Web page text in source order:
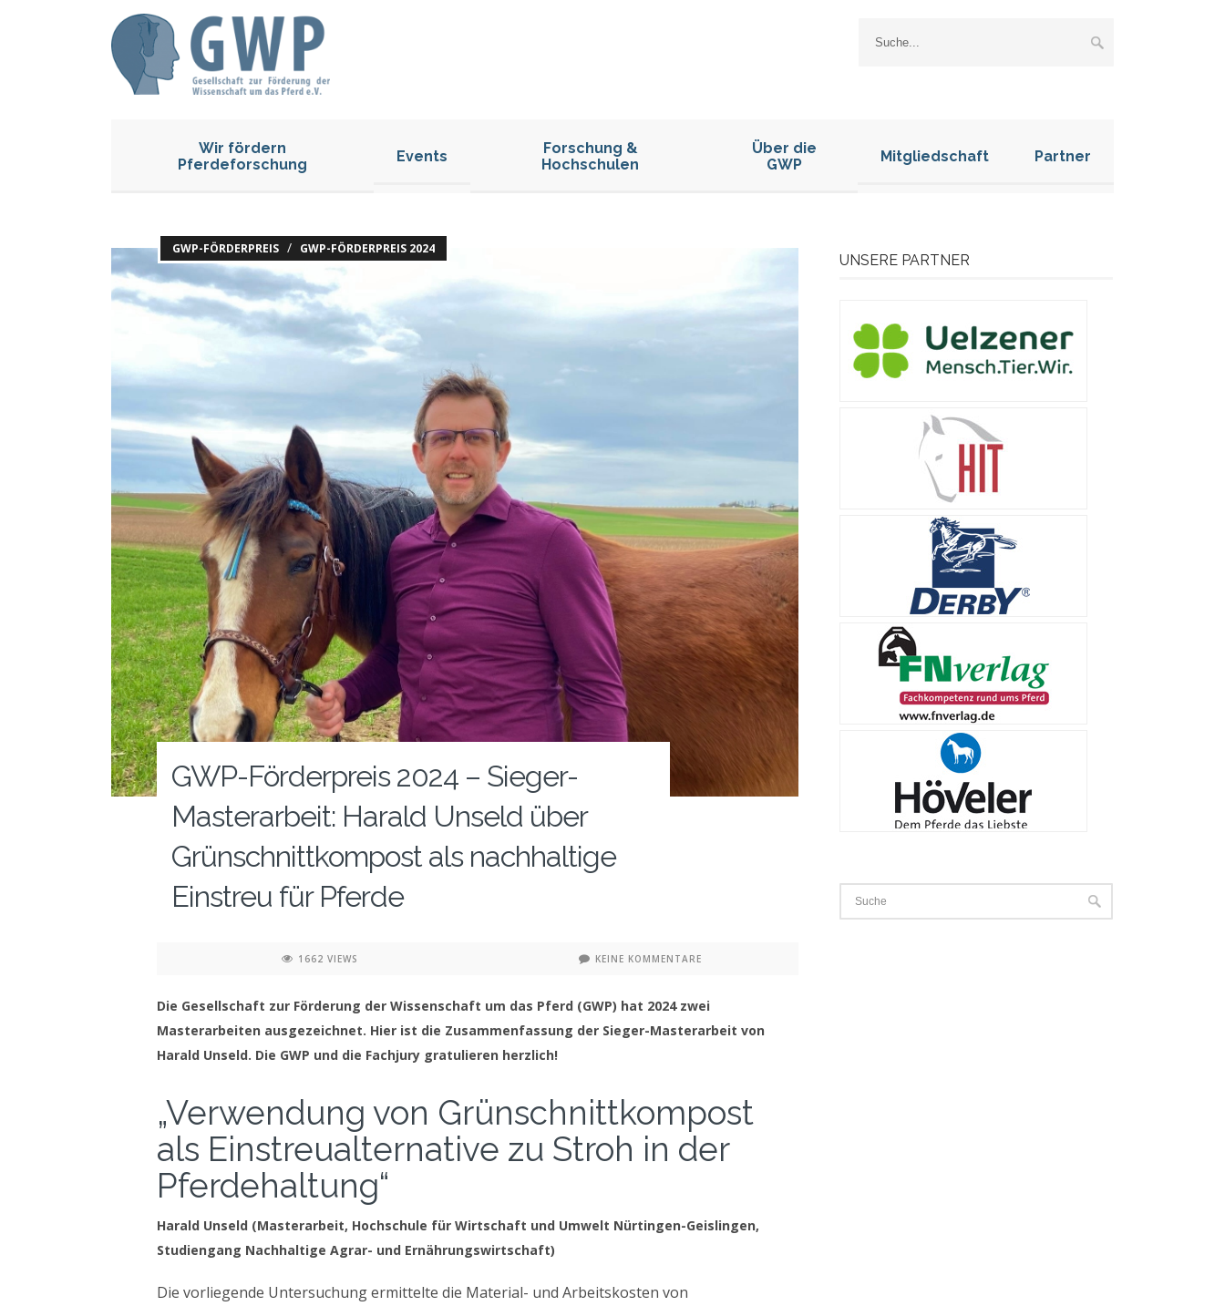
Wir fördern
Pferdeforschung
Events
Forschung &
Hochschulen
Über die
GWP
Mitgliedschaft Partner
GWP-FÖRDERPREIS / GWP-FÖRDERPREIS 2024
GWP-Förderpreis 2024 – Sieger-
Masterarbeit: Harald Unseld über
Grünschnittkompost als nachhaltige
Einstreu für Pferde
1662 VIEWS KEINE KOMMENTARE
Die Gesellschaft zur Förderung der Wissenschaft um das Pferd (GWP) hat 2024 zwei
Masterarbeiten ausgezeichnet. Hier ist die Zusammenfassung der Sieger-Masterarbeit von
Harald Unseld. Die GWP und die Fachjury gratulieren herzlich!
„Verwendung von Grünschnittkompost
als Einstreualternative zu Stroh in der
Pferdehaltung“
Harald Unseld (Masterarbeit, Hochschule für Wirtschaft und Umwelt Nürtingen-Geislingen,
Studiengang Nachhaltige Agrar- und Ernährungswirtschaft)
Die vorliegende Untersuchung ermittelte die Material- und Arbeitskosten von
UNSERE PARTNER